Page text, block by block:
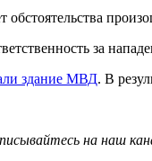
обстоятельства
за
здание МВД. В
на наш